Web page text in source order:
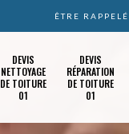
ÊTRE RAPPELÉ
DEVIS
NETTOYAGE
DE TOITURE
01
DEVIS
RÉPARATION
DE TOITURE
01